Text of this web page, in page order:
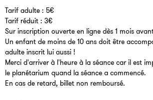
Tarif adulte : 5€
Tarif réduit : 3€
Sur inscription ouverte en ligne dès 1 mois
Un enfant de moins de 10 ans doit être
adulte inscrit lui aussi !
Merci d'arriver à l'heure à la séance car il est
le planétarium quand la séance a commencé.
En cas de retard, billet non remboursé.